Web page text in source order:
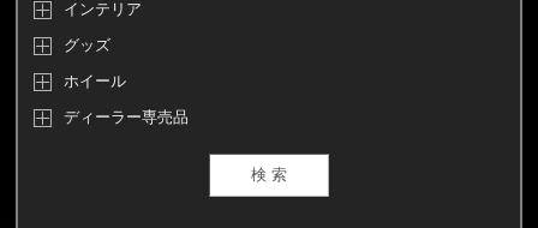
インテリア
グッズ
ホイール
ディーラー専売品